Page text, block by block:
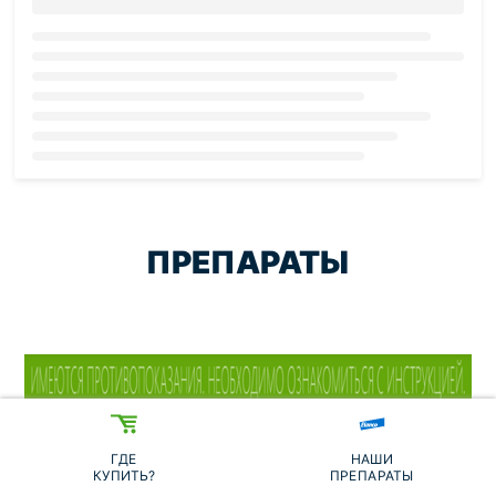
ПРЕПАРАТЫ
НАШИ ПРЕПАРАТЫ
ГДЕ
КУПИТЬ?
НАШИ
ПРЕПАРАТЫ